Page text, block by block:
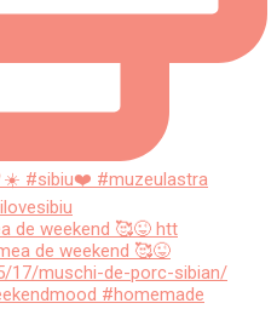
de weekend 🥰😜 htt